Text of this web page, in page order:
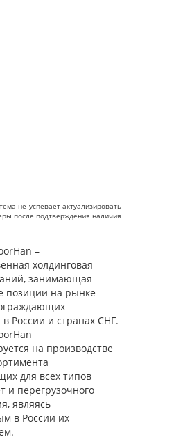
не успевает актуализировать
после подтверждения наличия
–
холдинговая
занимающая
позиции на рынке
в России и странах СНГ.
на производстве
для всех типов
и перегрузочного
являясь
в России их